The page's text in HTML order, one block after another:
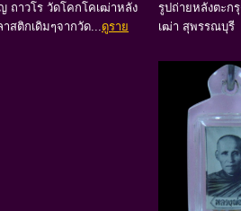
ถาวโร วัดโคกโคเฒ่าหลัง
สติกเดิมๆจากวัด...ดูราย
รูปถ่ายหลังตะก
เฒ่า สุพรรณบุรี